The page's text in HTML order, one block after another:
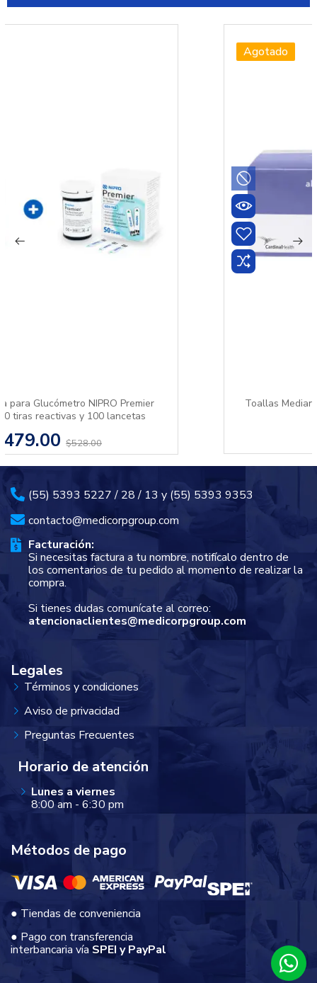
Toallas Medianas de Alcohol Isopropílico al 70%
Caja con 200 pzas.
(55) 5393 5227 / 28 / 13 y (55) 5393 9353
contacto@medicorpgroup.com
Facturación:
Si necesitas factura a tu nombre, notifícalo dentro de
los comentarios de tu pedido al momento de realizar la
compra.
Si tienes dudas comunícate al correo:
atencionaclientes@medicorpgroup.com
Legales
Términos y condiciones
Aviso de privacidad
Preguntas Frecuentes
Horario de atención
Lunes a viernes
8:00 am - 6:30 pm
Métodos de pago
● Tiendas de conveniencia
● Pago con transferencia
interbancaria vía SPEI y PayPal